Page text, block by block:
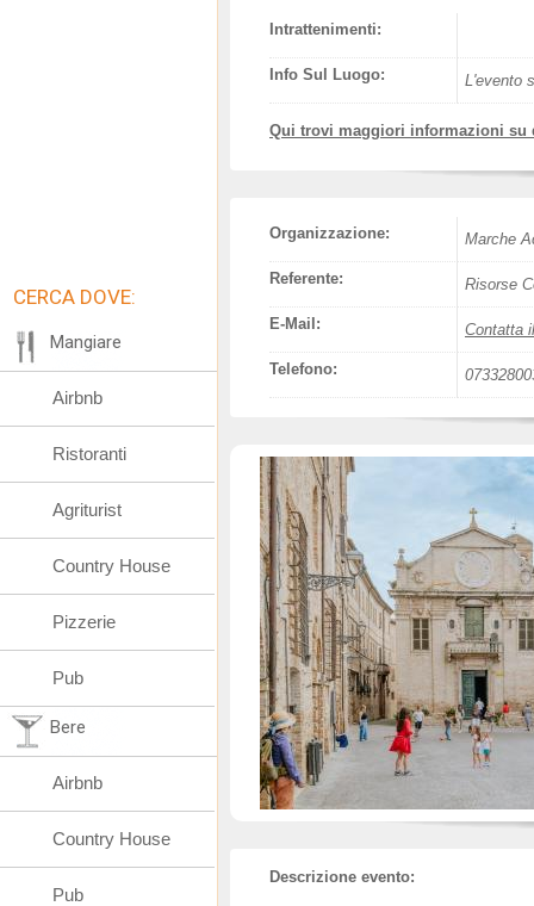
Intrattenimenti:
Info Sul Luogo: L'evento
Qui trovi maggiori informazioni su
Organizzazione: Marche
Referente: Risorse
E-Mail: Contatta
Telefono:
Descrizione evento:
CERCA DOVE:
Mangiare
Airbnb
Ristoranti
Agriturist
Country House
Pizzerie
Pub
Bere
Airbnb
Country House
Pub